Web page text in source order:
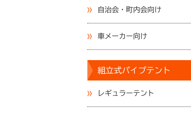
自治会・町内会向け
車メーカー向け
組立式パイプテント
レギュラーテント